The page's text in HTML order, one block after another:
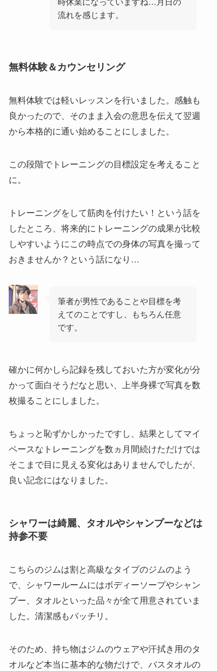
時休業になっていますね…月日の
流れを感じます。
無料体験＆カウンセリング
無料体験では軽いレッスンを行いました。感触も
良かったので、そのまま入会の意思を伝えて翌週
から本格的に通い始めることにしました。
この段階でトレーニングの目標設定を考えること
に。
トレーニングをして筋肉を付けたい！という話を
したところ、将来的にトレーニングの成果が比較
しやすいようにこの時点での身体の写真を撮って
おきませんか？という話になり…
筆者が男性であることや目標を考
えてのことですし、もちろん任意
です。
確かに何かしら記録を残しておいた方が変化が分
かって面白そうだなと思い、上半身裸で写真を数
枚撮ることにしました。
ちょっと恥ずかしかったですし、結果としてマイ
ペースなトレーニングを数ヵ月間続けただけでは
そこまで目に見える変化はありませんでしたが、
良い記念にはなりました。
シャワーは綺麗、タオルやシャンプーなどは
持参不要
こちらのジムは割と高級なタイプのジムのよう
で、シャワールームにはボディーソープやシャン
プー、タオルといった品々が全て用意されていま
した。清潔感もバッチリ。
そのため、持ち物はジムのウェアや汗拭き用のタ
オルなど本当に基本的な物だけで、バスタオルの